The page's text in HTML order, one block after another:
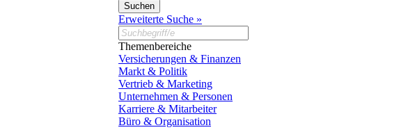
Erweiterte Suche »
Themenbereiche
Versicherungen & Finanzen
Markt & Politik
Vertrieb & Marketing
Unternehmen & Personen
Karriere & Mitarbeiter
Büro & Organisation